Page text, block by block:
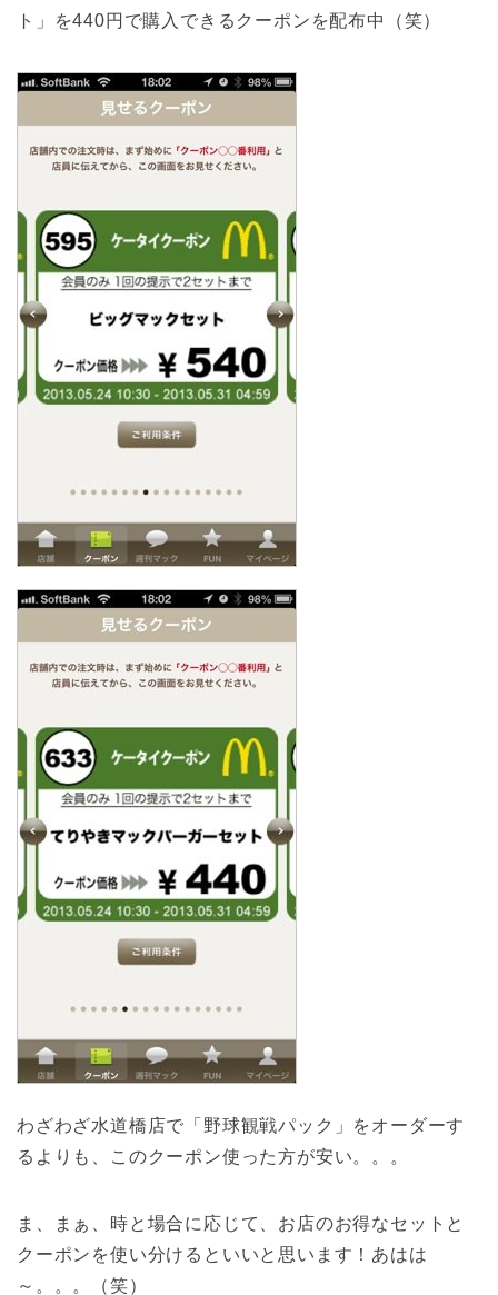
ト」を440円で購入できるクーポンを配布中（笑）
わざわざ水道橋店で「野球観戦パック」をオーダーす
るよりも、このクーポン使った方が安い。。。
ま、まぁ、時と場合に応じて、お店のお得なセットと
クーポンを使い分けるといいと思います！あはは
～。。。（笑）